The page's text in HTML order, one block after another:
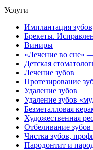
Услуги
Имплантация зубов
Брекеты.
Виниры
«Лечение во сне»
Детская
Лечение зубов
Протезирование
Удаление зубов
Удаление зубов
Безметалловая
Художественная
Отбеливание
Чистка зубов,
Пародонтит и